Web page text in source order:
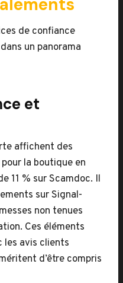
de confiance
un panorama
et
affichent des
la boutique en
11 % sur Scamdoc. Il
sur Signal-
non tenues
Ces éléments
les avis clients
d’être compris